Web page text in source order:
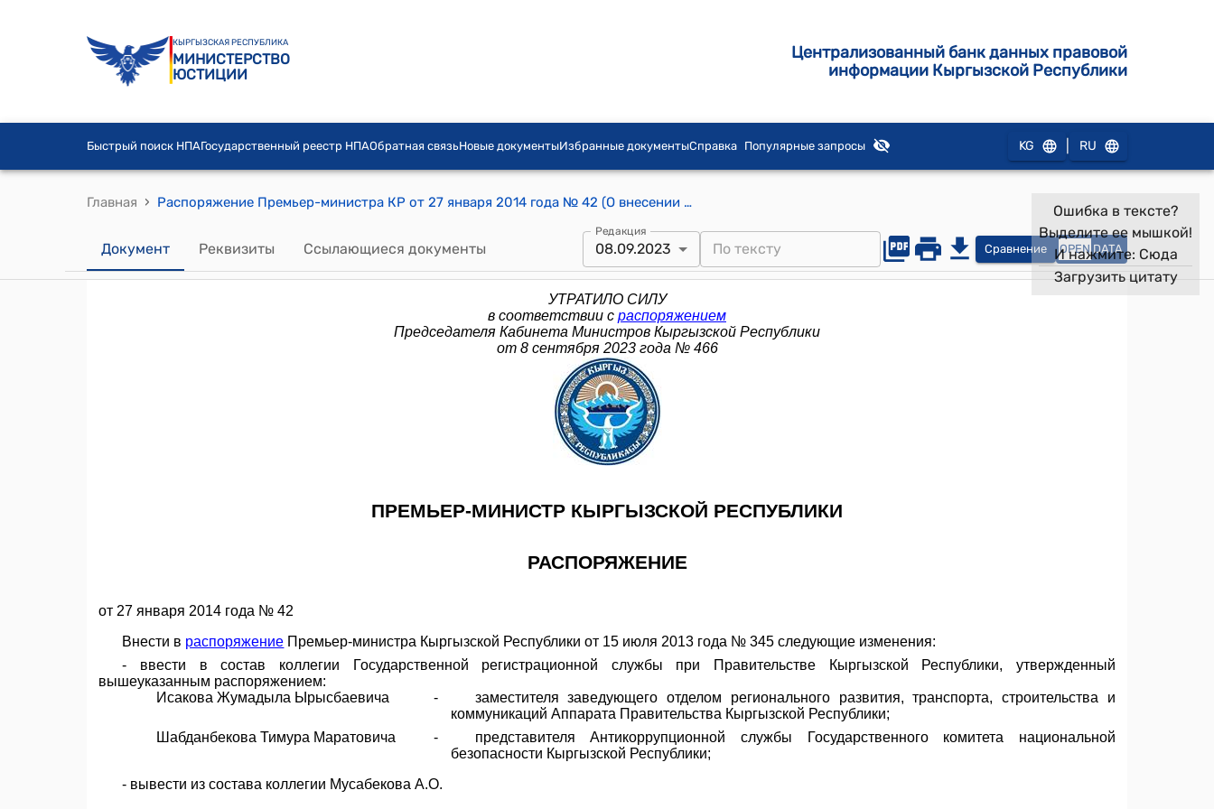
КЫРГЫЗСКАЯ РЕСПУБЛИКА
МИНИСТЕРСТВО
ЮСТИЦИИ
Централизованный банк данных правовой
информации Кыргызской Республики
Быстрый поиск НПАГосударственный реестр НПАОбратная связьНовые документыИзбранные документыСправка Популярные запросы KG RU
Главная › Распоряжение Премьер-министра КР от 27 января 2014 года № 42 (О внесении изменений в распоряжение Премьер-министра Кыргызской Республики от 15 июля 2013 года № 345)
Документ Реквизиты Ссылающиеся документы
Редакция
08.09.2023 Сравнение OPEN DATA
Ошибка в тексте?
Выделите ее мышкой!
И нажмите: Сюда
Загрузить цитату